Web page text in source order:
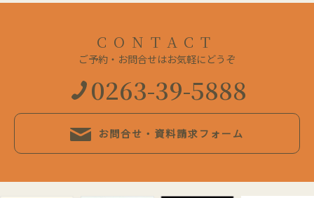
CONTACT
ご予約・お問合せはお気軽にどうぞ
0263-39-5888
お問合せ・資料請求フォーム